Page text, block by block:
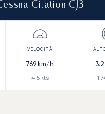
Citation CJ3
769 km/h
415kts